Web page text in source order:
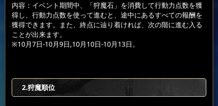
内容：イベント期間中、「狩魔石」を消費して行動力点数を獲
得し、行動力点数を使って進むと、途中にあるすべての報酬を
獲得できます。また、終点に辿り着ければ、次の階に進む入る
ことが出来ます。
※10月7日-10月9日,10月10日-10月13日。
2.狩魔順位